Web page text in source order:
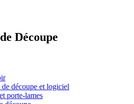
Découpe
de découpe et logiciel
porte-lames